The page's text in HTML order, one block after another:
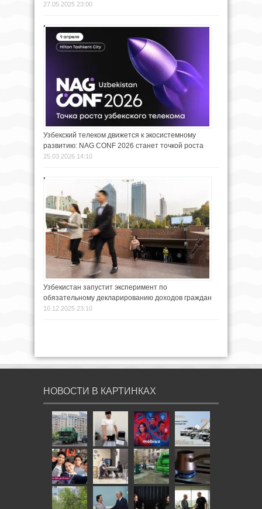
27.05.2025 23:00
Узбекский телеком движется к экосистемному
развитию: NAG CONF 2026 станет точкой роста
25.03.2026 14:10
Узбекистан запустит эксперимент по
обязательному декларированию доходов граждан
10.12.2025 23:10
НОВОСТИ В КАРТИНКАХ